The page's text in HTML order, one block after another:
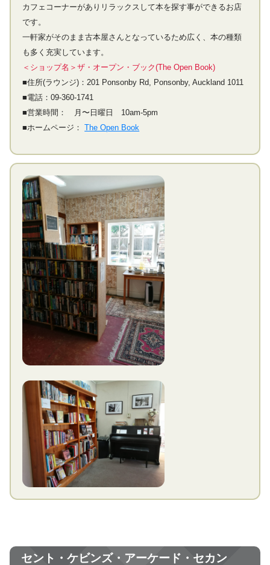
カフェコーナーがありリラックスして本を探す事ができるお店
です。
一軒家がそのまま古本屋さんとなっているため広く、本の種類
も多く充実しています。
＜ショップ名＞ザ・オープン・ブック(The Open Book)
■住所(ラウンジ)：201 Ponsonby Rd, Ponsonby, Auckland 1011
■電話：09-360-1741
■営業時間： 月〜日曜日 10am-5pm
■ホームページ：The Open Book
セント・ケビンズ・アーケード・セカン